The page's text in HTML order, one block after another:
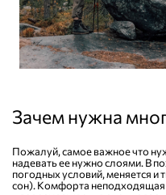
Зачем нужна
Пожалуй, самое важное что
надевать ее нужно слоями. В
погодных условий, меняется и
сон). Комфорта неподходящая